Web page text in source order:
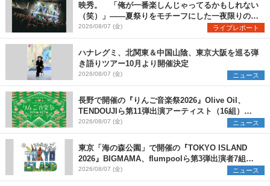
映秀。 「俺が一番楽しんじゃってるかもしれない
（笑）」――夏祭りをモチーフにした一夜限りのス
ペシャルライブ『色祭』レポート
2026/08/07 (金) ライブレポート
ハナレグミ、北関東＆中国山陰、東京大阪を巡る弾
き語りツアー10月より開催決定
2026/08/07 (金) ニュース
長野で開催の『りんご音楽祭2026』Olive Oil、
TENDOUJIら第11弾出演アーティスト（16組）を
発表
2026/08/07 (金) ニュース
東京「海の森公園」で開催の『TOKYO ISLAND
2026』BIGMAMA、flumpoolら第3弾出演者7組を
発表 ワークショップ・アート出展者を募集
2026/08/07 (金) ニュース